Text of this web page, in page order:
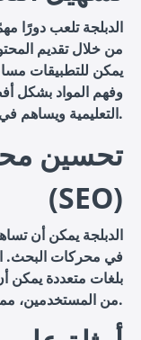
الدبلجة تلعب دورًا
من خلال تقديم
يمكن للتطبيقات
وفهم المواد بشكل
التعليمية ويساهم في نجاحها.
(SEO)
الدبلجة يمكن أن
في محركات البحث.
بلغات متعددة يمكن
من المستخدمين، مما يزيد من فرص اكتشاف التطبيق وتنزيله.